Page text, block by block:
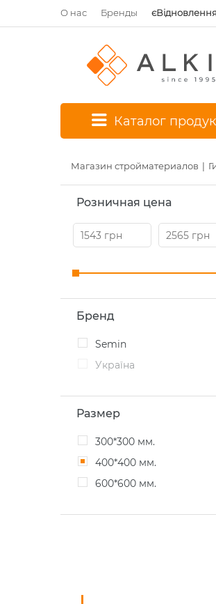
О нас Бренды єВідновлення
Каталог
Магазин стройматериалов
Розничная цена
Бренд
Semin
Україна
Размер
300*300 мм.
400*400 мм.
600*600 мм.